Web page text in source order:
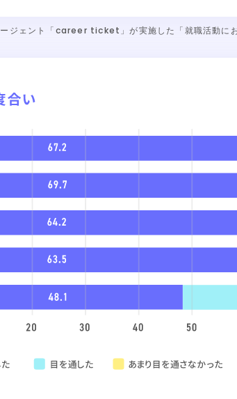
ジェント「career ticket」が実施した「就職活動に